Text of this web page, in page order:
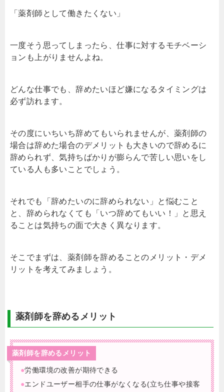
「薬剤師として働きたくない」
一度そう思ってしまったら、仕事に対するモチベーシ
ョンも上がりませんよね。
どんな仕事でも、辞めたいほど嫌になるタイミングは
必ず訪れます。
その度にいちいち辞めてもいられませんが、薬剤師の
場合は辞めた場合のデメリットも大きいので辞めるに
辞められず、気持ちばかりが膨らんで苦しい思いをし
ている人も多いことでしょう。
それでも「辞めたいのに辞められない」と悩むこと
と、辞められなくても「いつ辞めてもいい！」と思え
ることは気持ちの面で大きく異なります。
そこでまずは、薬剤師を辞めることのメリット・デメ
リットを考えてみましょう。
薬剤師を辞めるメリット
薬剤師を辞めるメリット
●労働環境の改善が期待できる
●エンドユーザー相手の仕事がなくなる(立ち仕事や接客